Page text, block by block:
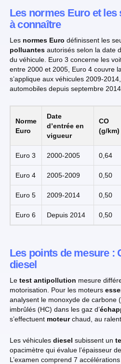
Les normes Euro et les
à connaître
Les normes Euro définissent les
polluantes autorisés selon la date
du véhicule. Euro 3 concerne les
entre 2000 et 2005, Euro 4 couvre
s’applique aux véhicules 2009-
automobiles depuis septembre 2014.
Norme
Euro
Date
d’entrée en
vigueur
CO
(g/km)
Euro 3 2000-2005 0,64
Euro 4 2005-2009 0,50
Euro 5 2009-2014 0,50
Euro 6 Depuis 2014 0,50
Les points de mesure :
diesel
Le test antipollution mesure
motorisation. Pour les moteurs
analysent le monoxyde de carbone
imbrûlés (HC) dans les gaz d’
s’effectuent moteurchaud, au
Les véhicules diesel subissent un
opacimètre qui évalue l’épaisseur
L’examen comprend 7